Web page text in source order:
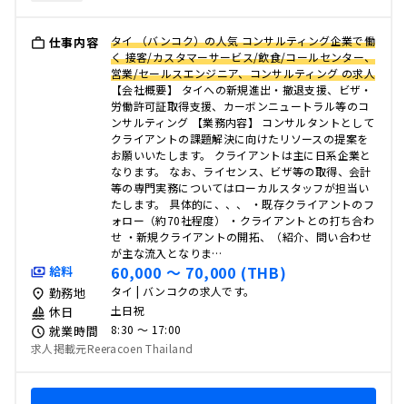
仕事内容
タイ （バンコク）の人気 コンサルティング企業で働
く 接客/カスタマーサービス/飲食/コールセンター、
営業/セールスエンジニア、コンサルティング の求人
【会社概要】 タイへの新規進出・撤退支援、ビザ・
労働許可証取得支援、カーボンニュートラル等のコ
ンサルティング 【業務内容】 コンサルタントとして
クライアントの課題解決に向けたリソースの提案を
お願いいたします。 クライアントは主に日系企業と
なります。 なお、ライセンス、ビザ等の取得、会計
等の専門実務についてはローカルスタッフが担当い
たします。 具体的に、、、 ・既存クライアントのフ
ォロー（約70社程度） ・クライアントとの打ち合わ
せ ・新規クライアントの開拓、（紹介、問い合わせ
が主な流入となりま…
給料 60,000 〜 70,000 (THB)
勤務地 タイ | バンコクの求人です。
休日 土日祝
就業時間
8:30 〜 17:00
求人掲載元Reeracoen Thailand